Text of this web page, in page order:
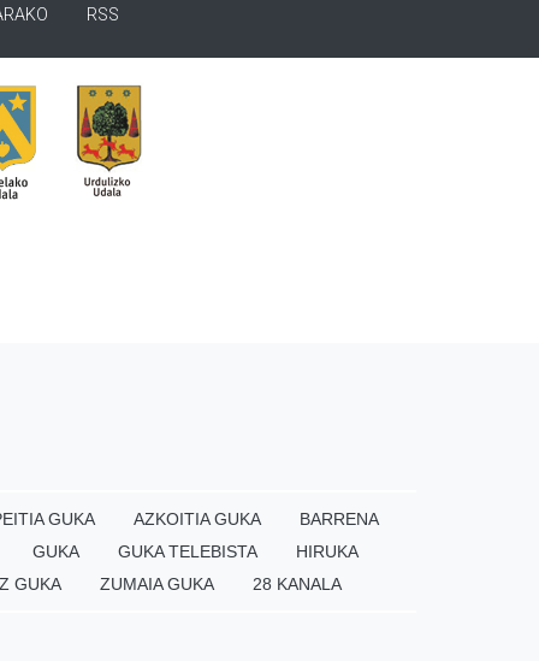
RSS
GUKA AZKOITIA GUKA
BARRENA
GUKA GUKA TELEBISTA
HIRUKA
GUKA ZUMAIA GUKA 28 KANALA